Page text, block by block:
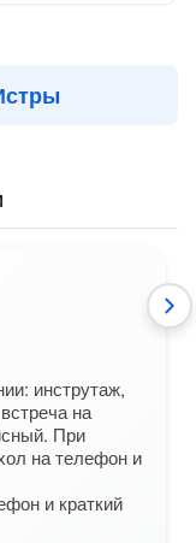
инструтаж,
на
При
на телефон и
и краткий